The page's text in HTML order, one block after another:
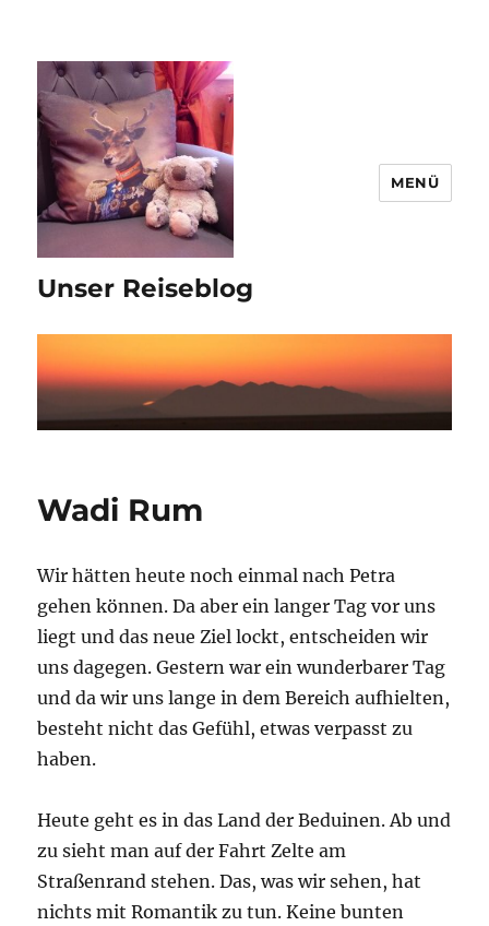
Unser Reiseblog
MENÜ
Wadi Rum
Wir hätten heute noch einmal nach Petra
gehen können. Da aber ein langer Tag vor uns
liegt und das neue Ziel lockt, entscheiden wir
uns dagegen. Gestern war ein wunderbarer Tag
und da wir uns lange in dem Bereich aufhielten,
besteht nicht das Gefühl, etwas verpasst zu
haben.
Heute geht es in das Land der Beduinen. Ab und
zu sieht man auf der Fahrt Zelte am
Straßenrand stehen. Das, was wir sehen, hat
nichts mit Romantik zu tun. Keine bunten